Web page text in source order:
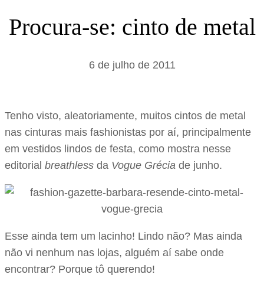
a
Procura-se: cinto de metal
6 de julho de 2011
Tenho visto, aleatoriamente, muitos cintos de metal
nas cinturas mais fashionistas por aí, principalmente
em vestidos lindos de festa, como mostra nesse
editorial breathless da Vogue Grécia de junho.
Esse ainda tem um lacinho! Lindo não? Mas ainda
não vi nenhum nas lojas, alguém aí sabe onde
encontrar? Porque tô querendo!